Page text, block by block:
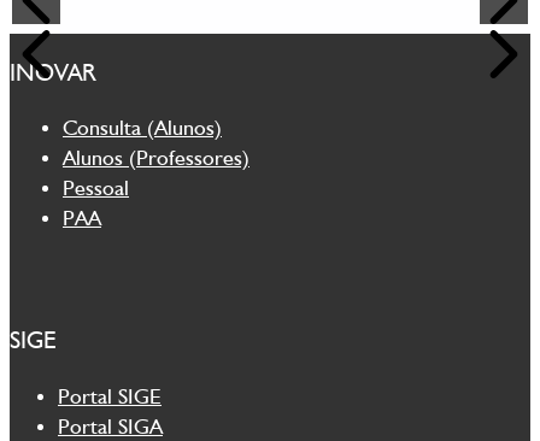
INOVAR
Consulta (Alunos)
Alunos (Professores)
Pessoal
PAA
SIGE
Portal SIGE
Portal SIGA